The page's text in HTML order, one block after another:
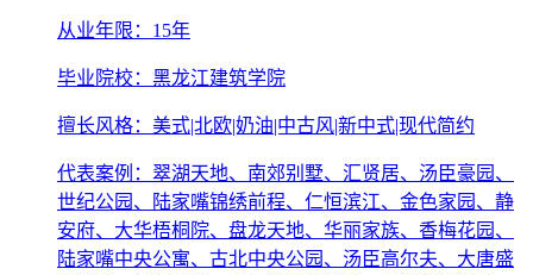
从业年限：15年
毕业院校：黑龙江建筑学院
擅长风格：美式|北欧|奶油|中古风|新中式|现代简约
代表案例：翠湖天地、南郊别墅、汇贤居、汤臣豪园、
世纪公园、陆家嘴锦绣前程、仁恒滨江、金色家园、静
安府、大华梧桐院、盘龙天地、华丽家族、香梅花园、
陆家嘴中央公寓、古北中央公园、汤臣高尔夫、大唐盛